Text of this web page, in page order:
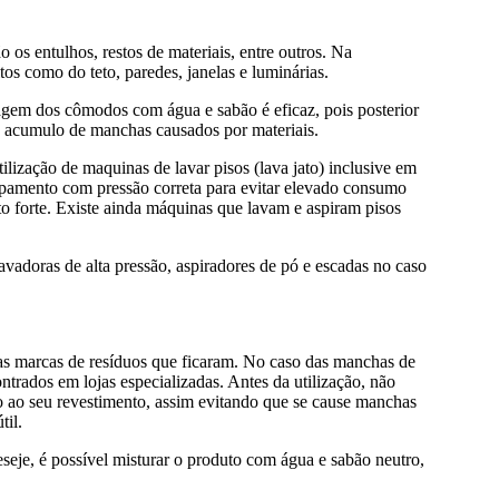
os entulhos, restos de materiais, entre outros. Na
como do teto, paredes, janelas e luminárias.
dos cômodos com água e sabão é eficaz, pois posterior
de manchas causados por materiais.
de maquinas de lavar pisos (lava jato) inclusive em
com pressão correta para evitar elevado consumo
forte. Existe ainda máquinas que lavam e aspiram pisos
de alta pressão, aspiradores de pó e escadas no caso
marcas de resíduos que ficaram. No caso das manchas de
em lojas especializadas. Antes da utilização, não
seu revestimento, assim evitando que se cause manchas
é possível misturar o produto com água e sabão neutro,